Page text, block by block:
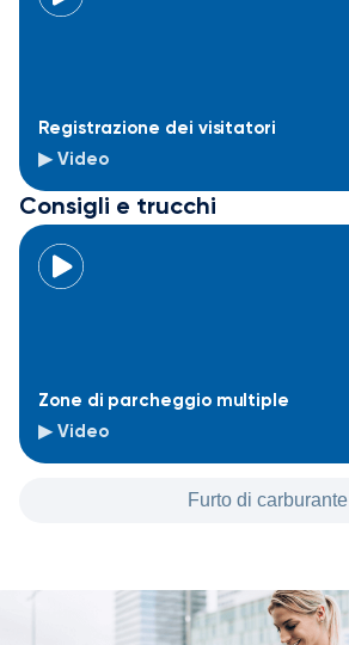
Furto di carburante
Registrazione dei visitatori
▶ Video
Consigli e trucchi
Zone di parcheggio multiple
▶ Video